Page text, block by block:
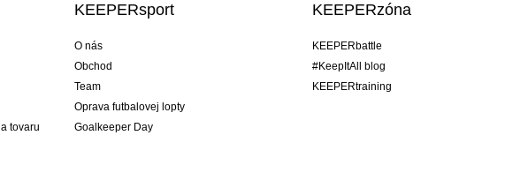
tovaru
KEEPERsport
O nás
Obchod
Team
Oprava futbalovej lopty
Goalkeeper Day
KEEPERzóna
KEEPERbattle
#KeepItAll blog
KEEPERtraining